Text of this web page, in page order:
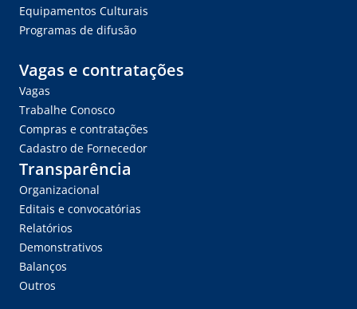
Equipamentos Culturais
Programas de difusão
Vagas e contratações
Vagas
Trabalhe Conosco
Compras e contratações
Cadastro de Fornecedor
Transparência
Organizacional
Editais e convocatórias
Relatórios
Demonstrativos
Balanços
Outros